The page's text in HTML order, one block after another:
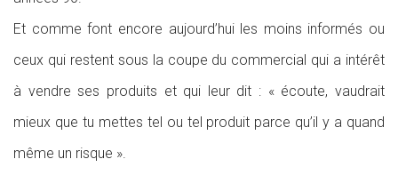
Et comme font encore aujourd’hui les moins informés ou
ceux qui restent sous la coupe du commercial qui a intérêt
à vendre ses produits et qui leur dit : « écoute, vaudrait
mieux que tu mettes tel ou tel produit parce qu’il y a quand
même un risque ».